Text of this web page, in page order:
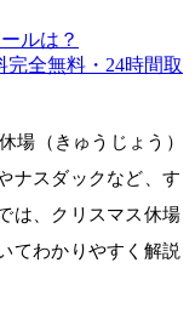
ルは？
完全無料・24時間取
場（きゅうじょう）
ナスダックなど、す
は、クリスマス休場
てわかりやすく解説